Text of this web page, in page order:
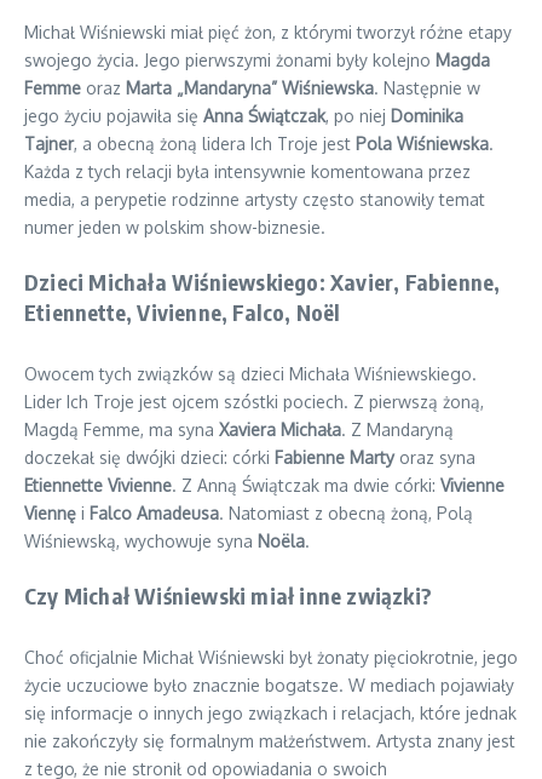
Michał Wiśniewski miał pięć żon, z którymi tworzył różne etapy
swojego życia. Jego pierwszymi żonami były kolejno Magda
Femme oraz Marta „Mandaryna” Wiśniewska. Następnie w
jego życiu pojawiła się Anna Świątczak, po niej Dominika
Tajner, a obecną żoną lidera Ich Troje jest Pola Wiśniewska.
Każda z tych relacji była intensywnie komentowana przez
media, a perypetie rodzinne artysty często stanowiły temat
numer jeden w polskim show-biznesie.
Dzieci Michała Wiśniewskiego: Xavier, Fabienne,
Etiennette, Vivienne, Falco, Noël
Owocem tych związków są dzieci Michała Wiśniewskiego.
Lider Ich Troje jest ojcem szóstki pociech. Z pierwszą żoną,
Magdą Femme, ma syna Xaviera Michała. Z Mandaryną
doczekał się dwójki dzieci: córki Fabienne Martyoraz syna
Etiennette Vivienne. Z Anną Świątczak ma dwie córki: Vivienne
Viennę i Falco Amadeusa. Natomiast z obecną żoną, Polą
Wiśniewską, wychowuje syna Noëla.
Czy Michał Wiśniewski miał inne związki?
Choć oficjalnie Michał Wiśniewski był żonaty pięciokrotnie, jego
życie uczuciowe było znacznie bogatsze. W mediach pojawiały
się informacje o innych jego związkach i relacjach, które jednak
nie zakończyły się formalnym małżeństwem. Artysta znany jest
z tego, że nie stronił od opowiadania o swoich